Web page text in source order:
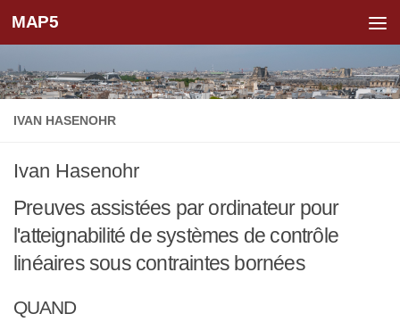
Skip to content
MAP5
IVAN HASENOHR
Ivan Hasenohr
Preuves assistées par ordinateur pour
l'atteignabilité de systèmes de contrôle
linéaires sous contraintes bornées
QUAND